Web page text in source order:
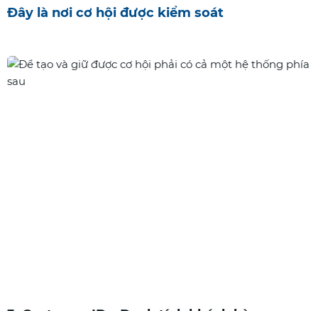
Đây là nơi cơ hội được kiểm soát